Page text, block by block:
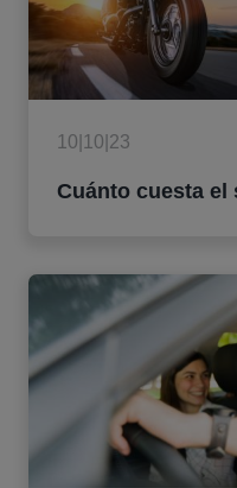
10|10|23
Cuánto cuesta el